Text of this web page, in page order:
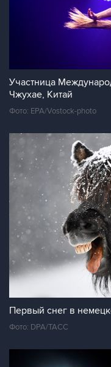
Участница
Чжухае, Китай
Фото: EPA/Vostock-photo
Первый снег в
Фото: DPA/ТАСС